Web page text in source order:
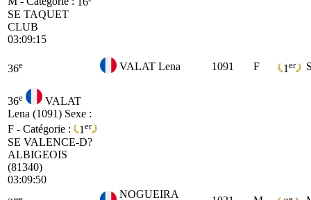
SE TAQUET
CLUB
03:09:15
36e VALAT Lena 1091 F 1 er
36e
VALAT
Lena (1091) Sexe :
F - Catégorie :
1 er
SE VALENCE-D?
ALBIGEOIS
(81340)
03:09:50
NOGUEIRA